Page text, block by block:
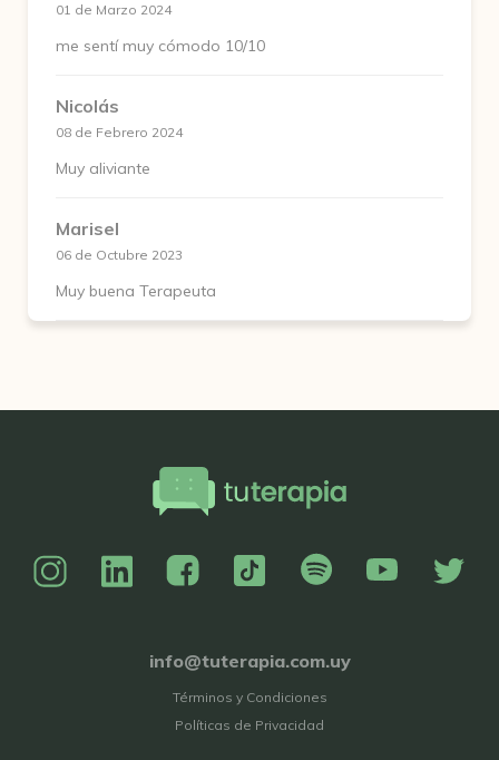
01 de Marzo 2024
me sentí muy cómodo 10/10
Nicolás
08 de Febrero 2024
Muy aliviante
Marisel
06 de Octubre 2023
Muy buena Terapeuta
info@tuterapia.com.uy
Términos y Condiciones
Políticas de Privacidad